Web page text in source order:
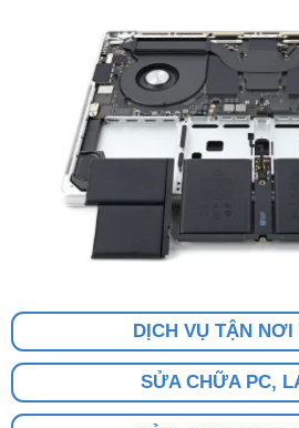
DỊCH VỤ TẬN NƠI
SỬA CHỮA PC,